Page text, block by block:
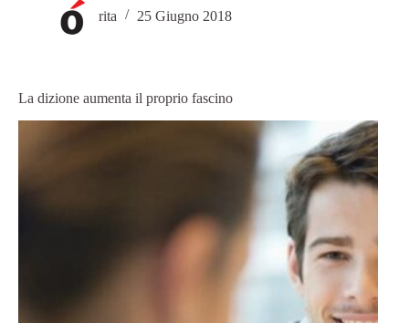
rita
25 Giugno 2018
La dizione aumenta il proprio fascino